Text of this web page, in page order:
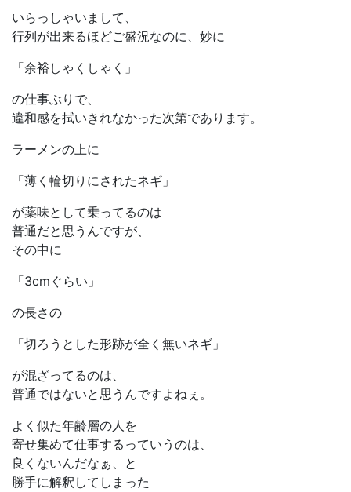
いらっしゃいまして、
行列が出来るほどご盛況なのに、妙に
「余裕しゃくしゃく」
の仕事ぶりで、
違和感を拭いきれなかった次第であります。
ラーメンの上に
「薄く輪切りにされたネギ」
が薬味として乗ってるのは
普通だと思うんですが、
その中に
「3cmぐらい」
の長さの
「切ろうとした形跡が全く無いネギ」
が混ざってるのは、
普通ではないと思うんですよねぇ。
よく似た年齢層の人を
寄せ集めて仕事するっていうのは、
良くないんだなぁ、と
勝手に解釈してしまった